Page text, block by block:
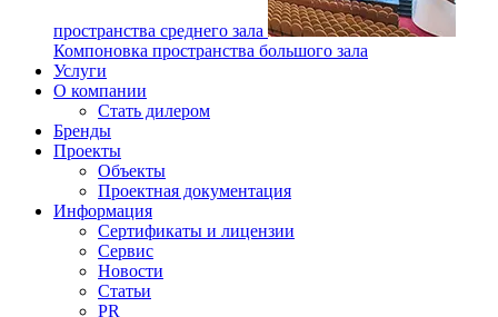
пространства среднего зала
Компоновка пространства большого зала
Услуги
О компании
Стать дилером
Бренды
Проекты
Объекты
Проектная документация
Информация
Сертификаты и лицензии
Сервис
Новости
Статьи
PR